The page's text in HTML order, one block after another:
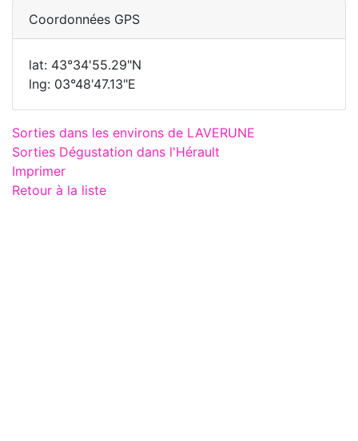
Coordonnées GPS
lat: 43°34'55.29"N
lng: 03°48'47.13"E
Sorties dans les environs de LAVERUNE
Sorties Dégustation dans l'Hérault
Imprimer
Retour à la liste